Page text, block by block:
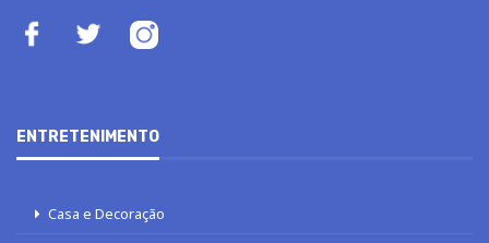
ENTRETENIMENTO
Casa e Decoração